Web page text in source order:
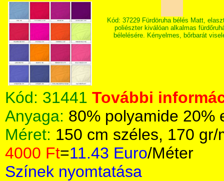
Kód: 37229 Fürdöruha bélés Matt,
poliészter kiválóan alkalmas
bélelésére. Kényelmes, bőrbarát
Kód: 31441 További
Anyaga: 80% polyamide 20%
Méret: 150 cm széles, 170 gr/
4000 Ft=11.43 Euro/Méter
Színek nyomtatása